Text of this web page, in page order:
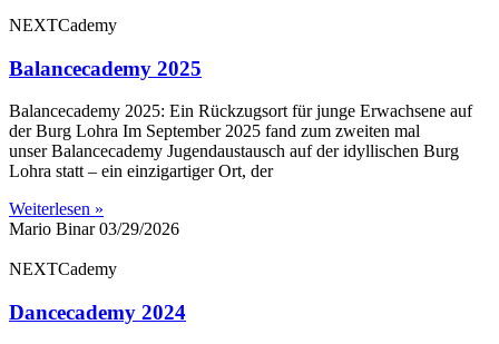
NEXTCademy
Balancecademy 2025
Balancecademy 2025: Ein Rückzugsort für junge Erwachsene auf
der Burg Lohra Im September 2025 fand zum zweiten mal
unser Balancecademy Jugendaustausch auf der idyllischen Burg
Lohra statt – ein einzigartiger Ort, der
Weiterlesen »
Mario Binar03/29/2026
NEXTCademy
Dancecademy 2024